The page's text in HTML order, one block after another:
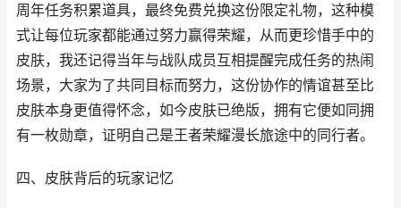
周年任务积累道具，最终免费兑换这份限定礼物，这种模
式让每位玩家都能通过努力赢得荣耀，从而更珍惜手中的
皮肤，我还记得当年与战队成员互相提醒完成任务的热闹
场景，大家为了共同目标而努力，这份协作的情谊甚至比
皮肤本身更值得怀念，如今皮肤已绝版，拥有它便如同拥
有一枚勋章，证明自己是王者荣耀漫长旅途中的同行者。
四、皮肤背后的玩家记忆